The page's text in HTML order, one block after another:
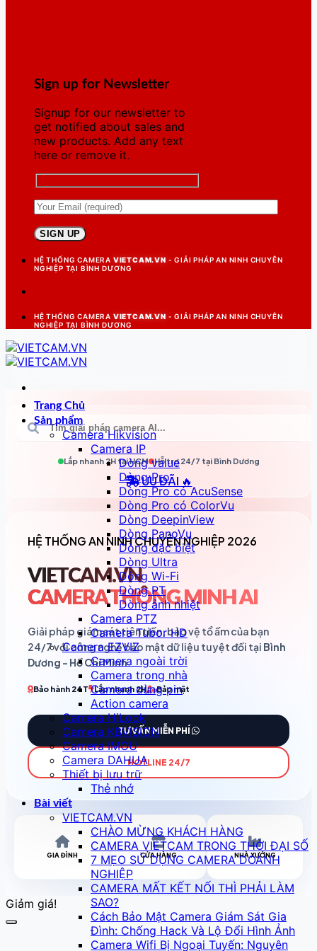
Sign up for Newsletter
Signup for our newsletter to
get notified about sales and
new products. Add any text
here or remove it.
HỆ THỐNG CAMERA VIETCAM.VN - GIẢI PHÁP AN NINH CHUYÊN
NGHIỆP TẠI BÌNH DƯƠNG
HỆ THỐNG CAMERA VIETCAM.VN - GIẢI PHÁP AN NINH CHUYÊN
NGHIỆP TẠI BÌNH DƯƠNG
Trang Chủ
Sản phẩm
Camera Hikvision
Camera IP
Dòng value
Dòng Pro
Dòng Pro có AcuSense
Dòng Pro có ColorVu
Dòng DeepinView
Dòng PanoVu
Dòng đặc biệt
Dòng Ultra
Dòng Wi-Fi
Dòng PT
Dòng ảnh nhiệt
Camera PTZ
Camera Tubor HD
Camera EZVIZ
Camera ngoài trời
Camera trong nhà
Camera dùng pin
Action camera
Camera HiLook
Camera KBVISION
Camera IMOU
Camera DAHUA
Thiết bị lưu trữ
Thẻ nhớ
Bài viết
VIETCAM.VN
CHÀO MỪNG KHÁCH HÀNG
CAMERA VIETCAM TRONG THỜI ĐẠI SỐ
7 MẸO SỬ DỤNG CAMERA DOANH
NGHIỆP
CAMERA MẤT KẾT NỐI THÌ PHẢI LÀM
SAO?
Cách Bảo Mật Camera Giám Sát Gia
Đình: Chống Hack Và Lộ Đổi Hình Ảnh
Camera Wifi Bị Ngoại Tuyến: Nguyên
Lắp nhanh 2H tạiHCM Hỗ trợ 24/7 tại Bình Dương
ƯU ĐÃI 🔥
HỆ THỐNG AN NINH CHUYÊN NGHIỆP 2026
VIETCAM.VN
CAMERA THÔNG MINH AI
Giải pháp giám sát tiên tiến, bảo vệ tổ ấm của bạn
24/7 với công nghệ bảo mật dữ liệu tuyệt đối tại Bình
Dương - Hồ Chí Minh.
Bảo hành 24T Lắp nhanh 2H Bảo mật
TƯ VẤN MIỄN PHÍ
HOTLINE 24/7
GIA ĐÌNH CỬA HÀNG NHÀ XƯỞNG
Giảm giá!